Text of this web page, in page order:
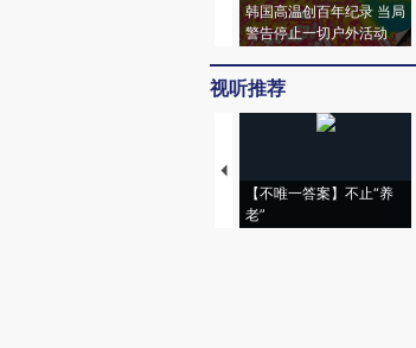
韩国高温创百年纪录 当局
警告停止一切户外活动
视听推荐
【不唯一答案】不止“养
老”